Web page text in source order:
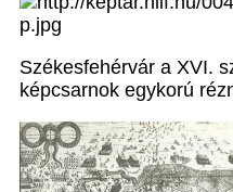
Székesfehérvár a XVI.
képcsarnok egykorú